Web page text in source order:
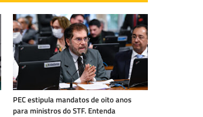
PEC estipula mandatos de oito anos
para ministros do STF. Entenda